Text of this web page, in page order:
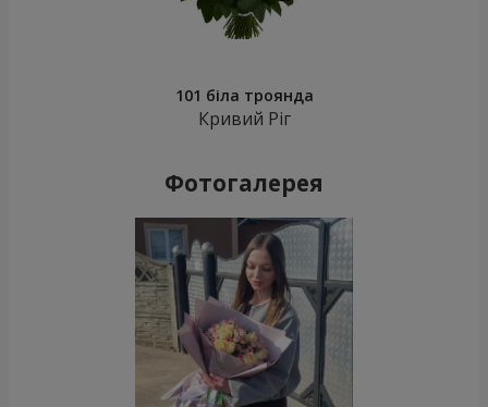
101 біла троянда
Кривий Ріг
Фотогалерея